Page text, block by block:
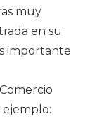
muy
en su
importante
ejemplo: